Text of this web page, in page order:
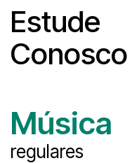
Estude
Conosco
Música
regulares